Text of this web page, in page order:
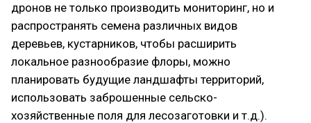
дронов не только производить мониторинг, но и
распространять семена различных видов
деревьев, кустарников, чтобы расширить
локальное разнообразие флоры, можно
планировать будущие ландшафты территорий,
использовать заброшенные сельско-
хозяйственные поля для лесозаготовки и т.д.).